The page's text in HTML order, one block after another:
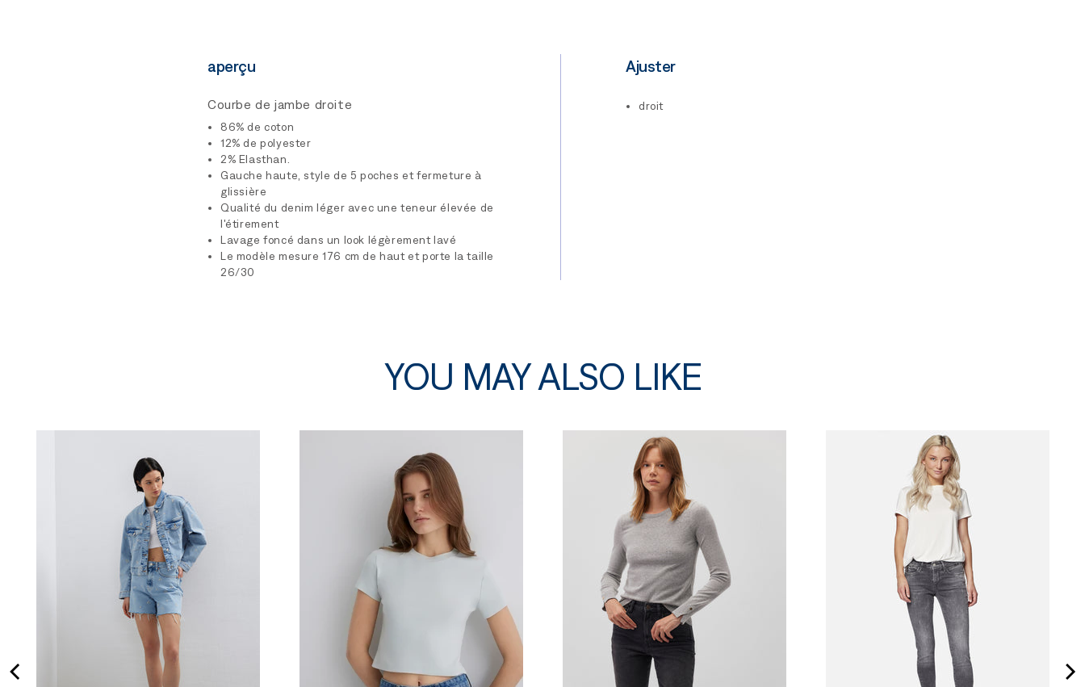
aperçu
Courbe de jambe droite
86% de coton
12% de polyester
2% Elasthan.
Gauche haute, style de 5 poches et fermeture à
glissière
Qualité du denim léger avec une teneur élevée de
l'étirement
Lavage foncé dans un look légèrement lavé
Le modèle mesure 176 cm de haut et porte la taille
26/30
Ajuster
droit
YOU MAY ALSO LIKE